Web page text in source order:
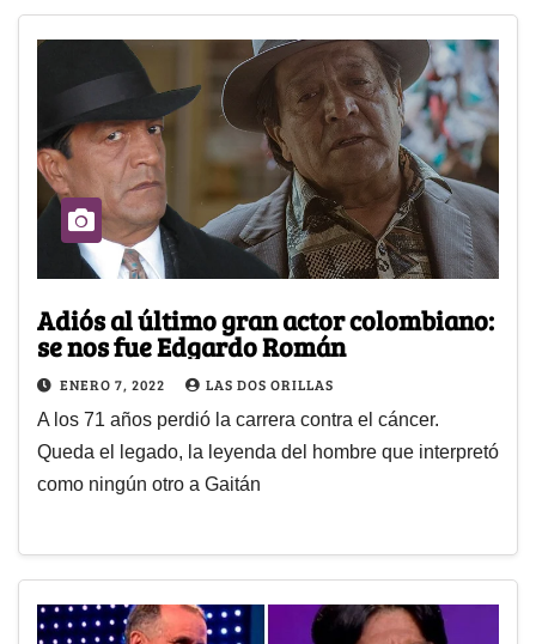
Adiós al último gran actor colombiano:
se nos fue Edgardo Román
ENERO 7, 2022 LAS DOS ORILLAS
A los 71 años perdió la carrera contra el cáncer.
Queda el legado, la leyenda del hombre que interpretó
como ningún otro a Gaitán